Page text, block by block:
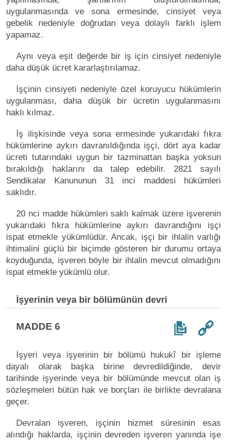
uygulanmasında ve sona ermesinde, cinsiyet veya
gebelik nedeniyle doğrudan veya dolaylı farklı işlem
yapamaz.
Aynı veya eşit değerde bir iş için cinsiyet nedeniyle
daha düşük ücret kararlaştırılamaz.
İşçinin cinsiyeti nedeniyle özel koruyucu hükümlerin
uygulanması, daha düşük bir ücretin uygulanmasını
haklı kılmaz.
İş ilişkisinde veya sona ermesinde yukarıdaki fıkra
hükümlerine aykırı davranıldığında işçi, dört aya kadar
ücreti tutarındaki uygun bir tazminattan başka yoksun
bırakıldığı haklarını da talep edebilir. 2821 sayılı
Sendikalar Kanununun 31 inci maddesi hükümleri
saklıdır.
20 nci madde hükümleri saklı kalmak üzere işverenin
yukarıdaki fıkra hükümlerine aykırı davrandığını işçi
ispat etmekle yükümlüdür. Ancak, işçi bir ihlalin varlığı
ihtimalini güçlü bir biçimde gösteren bir durumu ortaya
koyduğunda, işveren böyle bir ihlalin mevcut olmadığını
ispat etmekle yükümlü olur.
İşyerinin veya bir bölümünün devri
MADDE 6
İşyeri veya işyerinin bir bölümü hukukî bir işleme
dayalı olarak başka birine devredildiğinde, devir
tarihinde işyerinde veya bir bölümünde mevcut olan iş
sözleşmeleri bütün hak ve borçları ile birlikte devralana
geçer.
Devralan işveren, işçinin hizmet süresinin esas
alındığı haklarda, işçinin devreden işveren yanında işe